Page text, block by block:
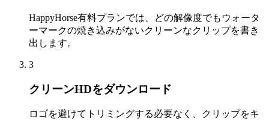
HappyHorse有料プランでは、どの解像度でもウォータ
ーマークの焼き込みがないクリーンなクリップを書き
出します。
3
クリーンHDをダウンロード
ロゴを避けてトリミングする必要なく、クリップをキ